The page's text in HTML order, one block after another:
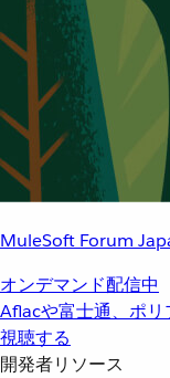
MuleSoft Forum
オンデマンド配信中
Aflacや富士通、ポリ
視聴する
開発者リソース